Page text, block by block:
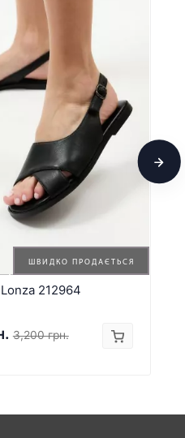
ШВИДКО ПРОДАЄТЬСЯ
212964
3,200 грн.